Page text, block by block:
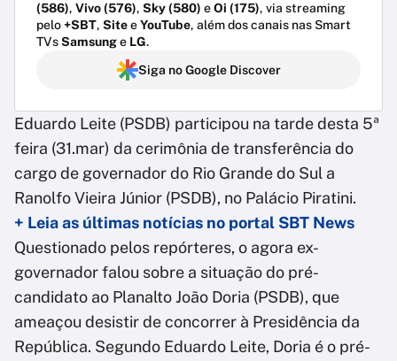
(586), Vivo (576), Sky (580) eOi (175), via streaming
pelo+SBT, SiteeYouTube, além dos canais nas Smart
TVsSamsunge LG.
Siga no Google Discover
Eduardo Leite (PSDB) participou na tarde desta 5ª
feira (31.mar) da cerimônia de transferência do
cargo de governador do Rio Grande do Sul a
Ranolfo Vieira Júnior (PSDB), no Palácio Piratini.
+ Leia as últimas notícias no portal SBT News
Questionado pelos repórteres, o agora ex-
governador falou sobre a situação do pré-
candidato ao Planalto João Doria (PSDB), que
ameaçou desistir de concorrer à Presidência da
República. Segundo Eduardo Leite, Doria é o pré-